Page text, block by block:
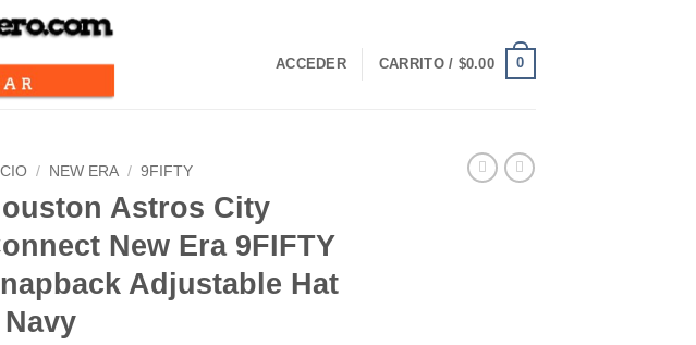
ACCEDER CARRITO / $0.00 0
/ NEW ERA / 9FIFTY
Astros City
New Era 9FIFTY
Adjustable Hat